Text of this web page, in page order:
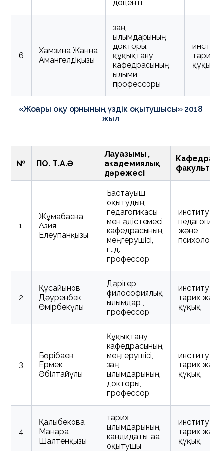
доценті
6
Хамзина Жанна
Амангелдіқызы
заң
ғылымдарының
докторы,
құқықтану
кафедрасының
ғылыми
профессоры
тарих
құқық
«Жоғары оқу орнының үздік оқытушысы» 2018
жыл
№ ПОҚ. Т.А.Ә
Лауазымы ,
академиялық
дәрежесі
Кафедра ,
факультет
1
Жұмабаева
Азия
Елеупанқызы
Бастауыш
оқытудың
педагогикасы
мен әдістемесі
кафедрасының
меңгерушісі,
п.ғ.д.,
профессор
институт
педагогика
және
психология
2
Құсайынов
Дәуренбек
Өмірбекұлы
Дәрігер
философиялық
ғылымдар ,
профессор
институт
тарих
құқық
3
Бөрібаев
Ермек
Әбілтайұлы
Құқықтану
кафедрасының
меңгерушісі,
заң
ғылымдарының
докторы,
профессор
институт
тарих
құқық
4
Қалыбекова
Манара
Шалтенқызы
тарих
ғылымдарының
кандидаты, аға
оқытушы
институт
тарих
құқық